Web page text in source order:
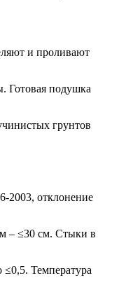
и проливают
Готовая подушка
грунтов
2003, отклонение
– ≤30 см. Стыки в
Температура